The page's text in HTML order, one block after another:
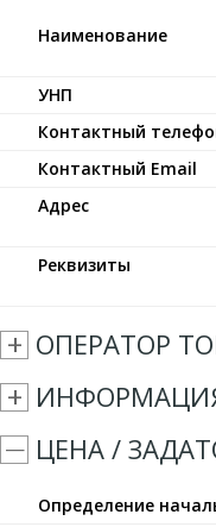
Наименование
УНП
Контактный
Контактный Email
Адрес
Реквизиты
ОПЕРАТОР
ЦЕНА /
Определение